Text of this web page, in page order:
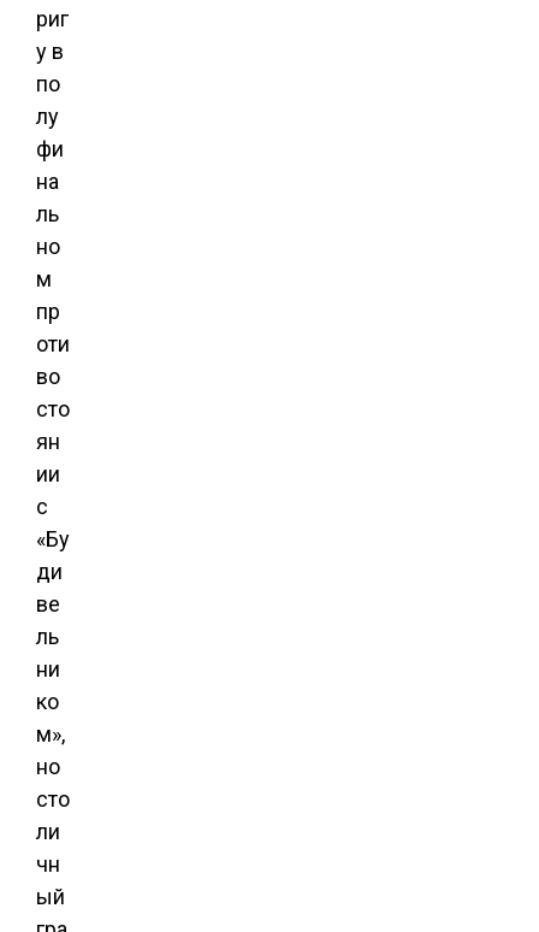
риг
у в
по
лу
фи
на
ль
но
м
пр
оти
во
сто
ян
ии
с
«Бу
ди
ве
ль
ни
ко
м»,
но
сто
ли
чн
ый